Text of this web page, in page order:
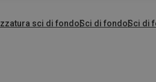
sci di fondoSci di fondoSci di